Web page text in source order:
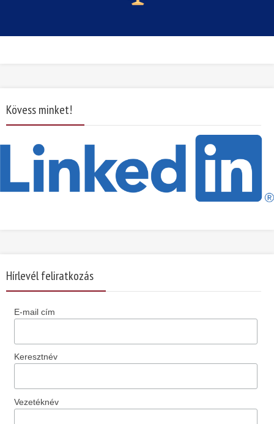
Kövess minket!
Hírlevél feliratkozás
E-mail cím
Keresztnév
Vezetéknév